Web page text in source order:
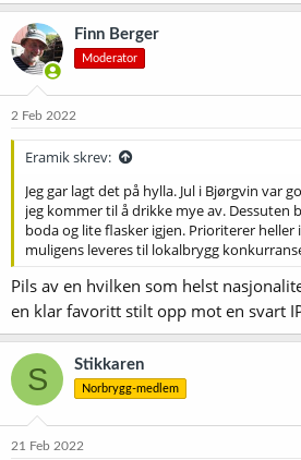
a
k
s
j
o
e
Finn Berger
Moderator
2 Feb 2022
Eramik skrev:
Jeg gar lagt det på hylla. Jul i Bjørgvin var
jeg kommer til å drikke mye av. Dessuten
boda og lite flasker igjen. Prioriterer heller
muligens leveres til lokalbrygg
Pils av en hvilken som helst
en klar favoritt stilt opp mot en svart
S Stikkaren
Norbrygg-medlem
21 Feb 2022